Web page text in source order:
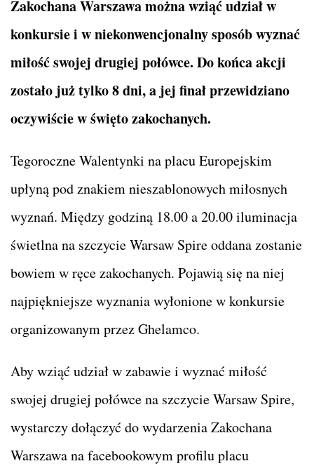
Zakochana Warszawa można wziąć udział w
konkursie i w niekonwencjonalny sposób wyznać
miłość swojej drugiej połówce. Do końca akcji
zostało już tylko 8 dni, a jej finał przewidziano
oczywiście w święto zakochanych.
Tegoroczne Walentynki na placu Europejskim
upłyną pod znakiem nieszablonowych miłosnych
wyznań. Między godziną 18.00 a 20.00 iluminacja
świetlna na szczycie Warsaw Spire oddana zostanie
bowiem w ręce zakochanych. Pojawią się na niej
najpiękniejsze wyznania wyłonione w konkursie
organizowanym przez Ghelamco.
Aby wziąć udział w zabawie i wyznać miłość
swojej drugiej połówce na szczycie Warsaw Spire,
wystarczy dołączyć do wydarzenia Zakochana
Warszawa na facebookowym profilu placu